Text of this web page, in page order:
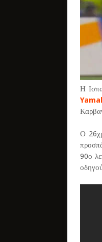
Η
Yamal
Ο
90ο